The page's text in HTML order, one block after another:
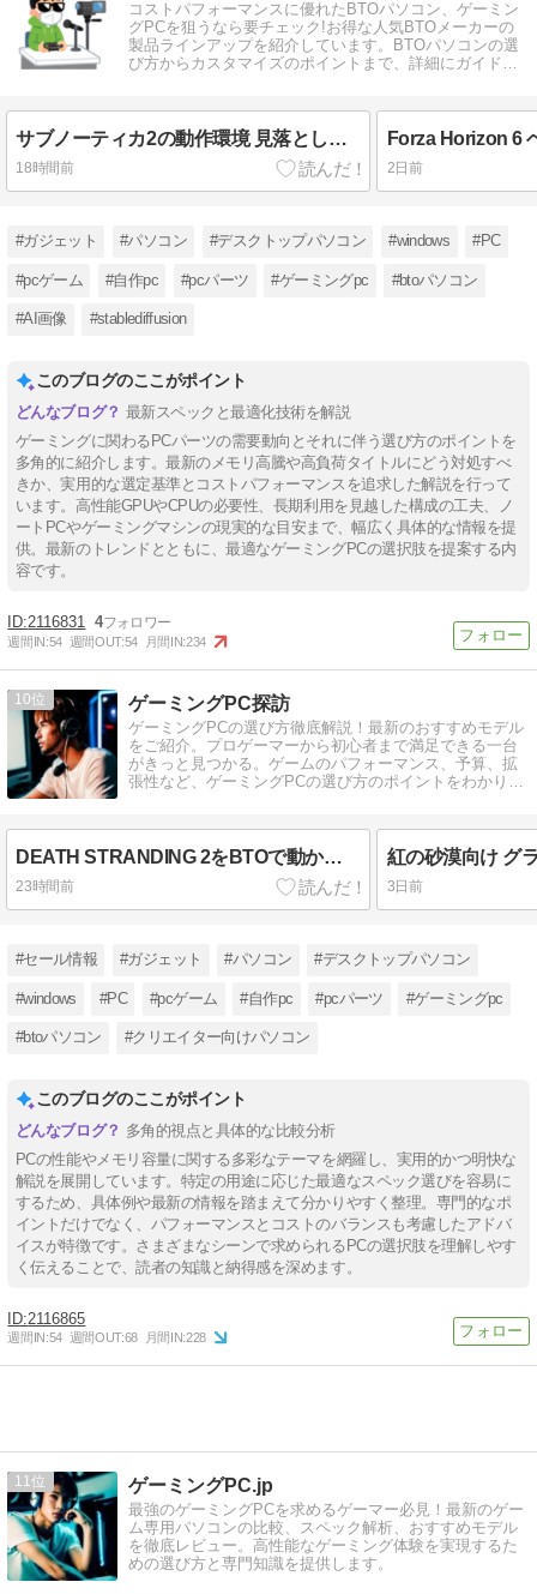
コストパフォーマンスに優れたBTOパソコン、ゲーミン
グPCを狙うなら要チェック!お得な人気BTOメーカーの
製品ラインアップを紹介しています。BTOパソコンの選
び方からカスタマイズのポイントまで、詳細にガイドし
サブノーティカ2の動作環境 見落としがちな注意点とは？
18時間前 2日前
#ガジェット #パソコン #デスクトップパソコン #windows #PC
#pcゲーム #自作pc #pcパーツ #ゲーミングpc #btoパソコン
#AI画像 #stablediffusion
このブログのここがポイント
最新スペックと最適化技術を解説
ゲーミングに関わるPCパーツの需要動向とそれに伴う選び方のポイントを
多角的に紹介します。最新のメモリ高騰や高負荷タイトルにどう対処すべ
きか、実用的な選定基準とコストパフォーマンスを追求した解説を行って
います。高性能GPUやCPUの必要性、長期利用を見越した構成の工夫、ノ
ートPCやゲーミングマシンの現実的な目安まで、幅広く具体的な情報を提
供。最新のトレンドとともに、最適なゲーミングPCの選択肢を提案する内
容です。
2116831 4
週間IN:54 週間OUT:54 月間IN:234
10 ゲーミングPC探訪
ゲーミングPCの選び方徹底解説！最新のおすすめモデル
をご紹介。プロゲーマーから初心者まで満足できる一台
がきっと見つかる。ゲームのパフォーマンス、予算、拡
張性など、ゲーミングPCの選び方のポイントをわかりや
DEATH STRANDING 2をBTOで動かすGPUは何が最適か
23時間前
紅の砂漠向け グ
3日前
#セール情報 #ガジェット #パソコン #デスクトップパソコン
#windows #PC #pcゲーム #自作pc #pcパーツ #ゲーミングpc
#btoパソコン #クリエイター向けパソコン
このブログのここがポイント
多角的視点と具体的な比較分析
PCの性能やメモリ容量に関する多彩なテーマを網羅し、実用的かつ明快な
解説を展開しています。特定の用途に応じた最適なスペック選びを容易に
するため、具体例や最新の情報を踏まえて分かりやすく整理。専門的なポ
イントだけでなく、パフォーマンスとコストのバランスも考慮したアドバ
イスが特徴です。さまざまなシーンで求められるPCの選択肢を理解しやす
く伝えることで、読者の知識と納得感を深めます。
2116865
週間IN:54 週間OUT:68 月間IN:228
11 ゲーミングPC.jp
最強のゲーミングPCを求めるゲーマー必見！最新のゲー
ム専用パソコンの比較、スペック解析、おすすめモデル
を徹底レビュー。高性能なゲーミング体験を実現するた
めの選び方と専門知識を提供します。